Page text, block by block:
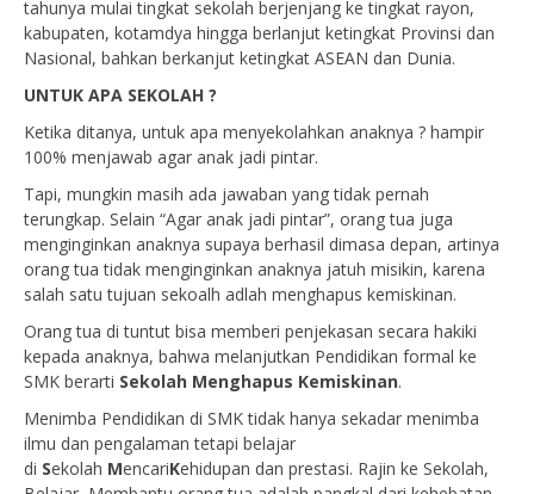
tahunya mulai tingkat sekolah berjenjang ke tingkat rayon,
kabupaten, kotamdya hingga berlanjut ketingkat Provinsi dan
Nasional, bahkan berkanjut ketingkat ASEAN dan Dunia.
UNTUK APA SEKOLAH ?
Ketika ditanya, untuk apa menyekolahkan anaknya ? hampir
100% menjawab agar anak jadi pintar.
Tapi, mungkin masih ada jawaban yang tidak pernah
terungkap. Selain “Agar anak jadi pintar”, orang tua juga
menginginkan anaknya supaya berhasil dimasa depan, artinya
orang tua tidak menginginkan anaknya jatuh misikin, karena
salah satu tujuan sekoalh adlah menghapus kemiskinan.
Orang tua di tuntut bisa memberi penjekasan secara hakiki
kepada anaknya, bahwa melanjutkan Pendidikan formal ke
SMK berarti Sekolah Menghapus Kemiskinan.
Menimba Pendidikan di SMK tidak hanya sekadar menimba
ilmu dan pengalaman tetapi belajar
di Sekolah MencariKehidupan dan prestasi. Rajin ke Sekolah,